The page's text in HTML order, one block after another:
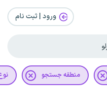
ورود | ثبت‌ نام
منطقه جستجو